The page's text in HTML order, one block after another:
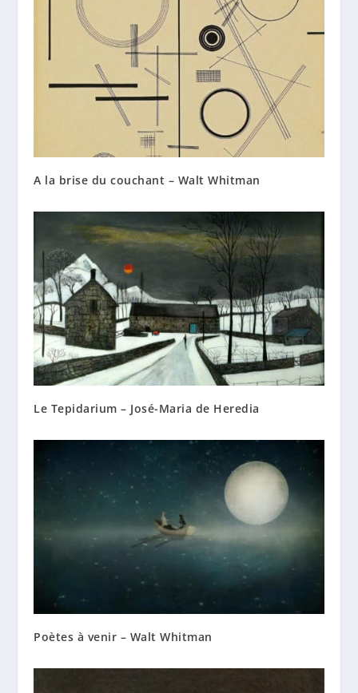
A la brise du couchant – Walt Whitman
Le Tepidarium – José-Maria de Heredia
Poètes à venir – Walt Whitman